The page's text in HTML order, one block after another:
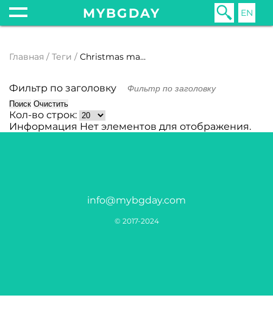
MYBGDAY EN
Главная Теги Christmas market
Фильтр по заголовку
Поиск Очистить
Кол-во строк:
Информация Нет элементов для отображения.
info@mybgday.com
© 2017-2024